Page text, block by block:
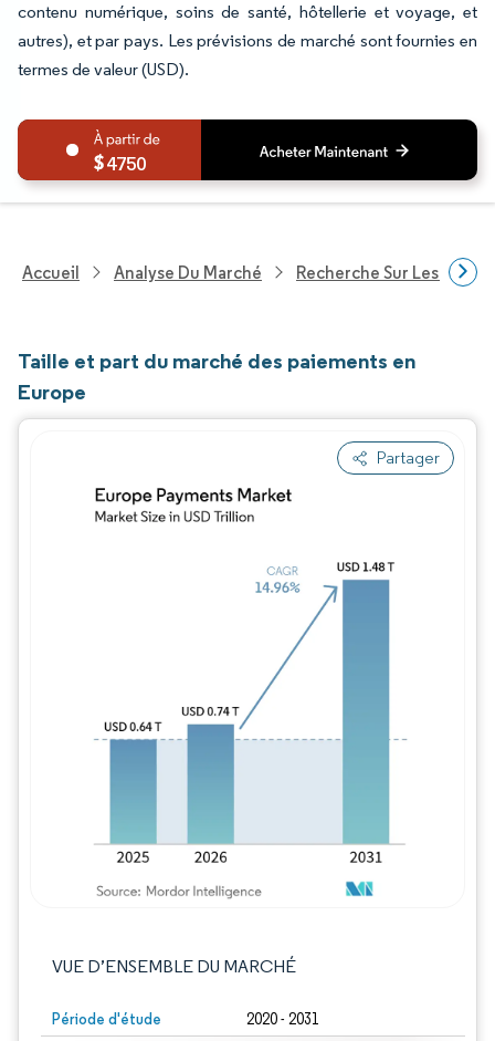
contenu numérique, soins de santé, hôtellerie et voyage, et
autres), et par pays. Les prévisions de marché sont fournies en
termes de valeur (USD).
4750
Accueil Analyse Du Marché Recherche Sur Les
Taille et part du marché des paiements en
Europe
Partager
VUE D’ENSEMBLE DU MARCHÉ
Période d'étude 2020 - 2031
Image © Mordor Intelligence. La